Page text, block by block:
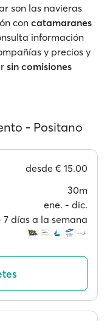
son las navieras
con catamaranes
información
y precios y
sin comisiones
- Positano
desde € 15.00
30m
ene. ‐ dic.
7 días a la semana